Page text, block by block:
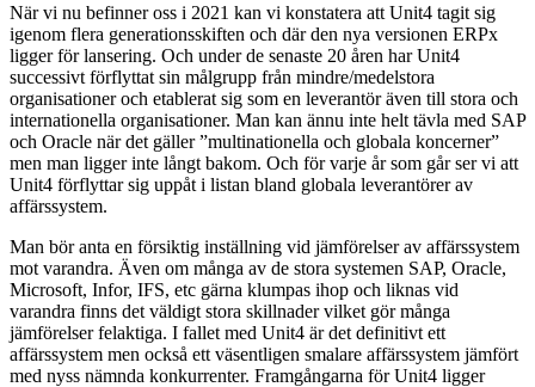
När vi nu befinner oss i 2021 kan vi konstatera att Unit4 tagit sig
igenom flera generationsskiften och där den nya versionen ERPx
ligger för lansering. Och under de senaste 20 åren har Unit4
successivt förflyttat sin målgrupp från mindre/medelstora
organisationer och etablerat sig som en leverantör även till stora och
internationella organisationer. Man kan ännu inte helt tävla med SAP
och Oracle när det gäller ”multinationella och globala koncerner”
men man ligger inte långt bakom. Och för varje år som går ser vi att
Unit4 förflyttar sig uppåt i listan bland globala leverantörer av
affärssystem.
Man bör anta en försiktig inställning vid jämförelser av affärssystem
mot varandra. Även om många av de stora systemen SAP, Oracle,
Microsoft, Infor, IFS, etc gärna klumpas ihop och liknas vid
varandra finns det väldigt stora skillnader vilket gör många
jämförelser felaktiga. I fallet med Unit4 är det definitivt ett
affärssystem men också ett väsentligen smalare affärssystem jämfört
med nyss nämnda konkurrenter. Framgångarna för Unit4 ligger